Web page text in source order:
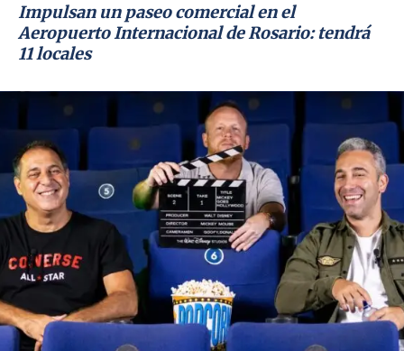
Impulsan un paseo comercial en el
Aeropuerto Internacional de Rosario: tendrá
11 locales